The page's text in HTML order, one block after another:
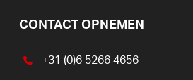
CONTACT OPNEMEN
+31 (0)6 5266 4656